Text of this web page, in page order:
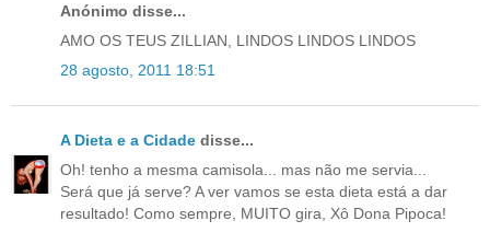
Anónimo disse...
AMO OS TEUS ZILLIAN, LINDOS LINDOS LINDOS
28 agosto, 2011 18:51
A Dieta e a Cidade disse...
Oh! tenho a mesma camisola... mas não me servia...
Será que já serve? A ver vamos se esta dieta está a dar
resultado! Como sempre, MUITO gira, Xô Dona Pipoca!